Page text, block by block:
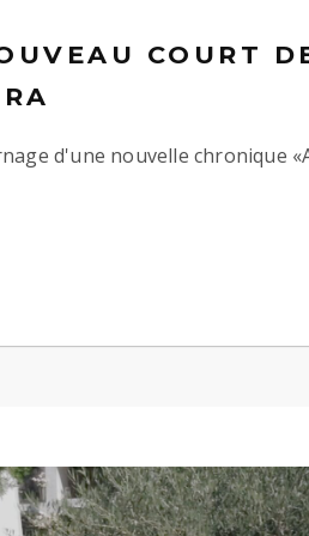
COURT
d'une nouvelle chronique